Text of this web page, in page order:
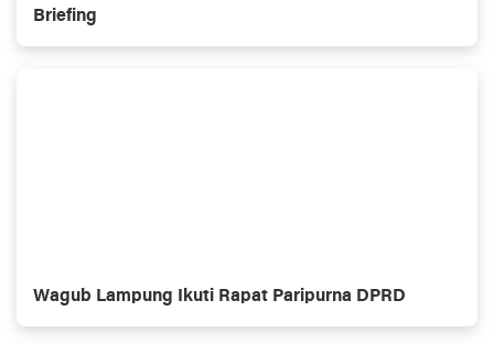
Briefing
Wagub Lampung Ikuti Rapat Paripurna DPRD